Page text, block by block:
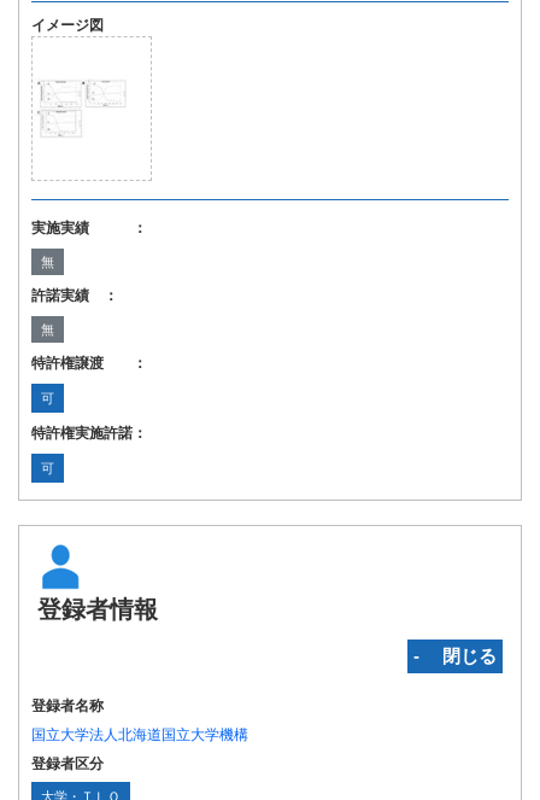
イメージ図
実施実績 ：
無
許諾実績 ：
無
特許権譲渡 ：
可
特許権実施許諾：
可
登録者情報
‐ 閉じる
登録者名称
国立大学法人北海道国立大学機構
登録者区分
大学・ＴＬＯ